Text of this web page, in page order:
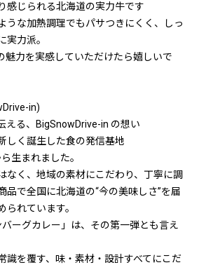
感じられる北海道の実力牛です
うな加熱調理でもパサつきにくく、しっ
実力派。
魅力を実感していただけたら嬉しいで
in)
える、BigSnowDrive-in の想い
しく誕生した食の発信基地
生まれました。
なく、地域の素材にこだわり、丁寧に調
品で全国に北海道の“今の美味しさ”を届
られています。
バーグカレー」は、その第一弾とも言え
識を覆す、味・素材・設計すべてにこだ